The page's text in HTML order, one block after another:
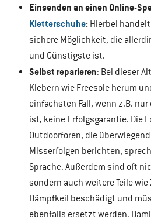
Einsenden an einen Online-
Kletterschuhe: Hierbei
sichere Möglichkeit, die
und Günstigste ist.
Selbst reparieren: Bei dieser
Klebern wie Freesole herum
einfachsten Fall, wenn z.B.
ist, keine Erfolgsgarantie. Die
Outdoorforen, die
Misserfolgen berichten,
Sprache. Außerdem sind oft
sondern auch weitere Teile
Dämpfkeil beschädigt und
ebenfalls ersetzt werden.